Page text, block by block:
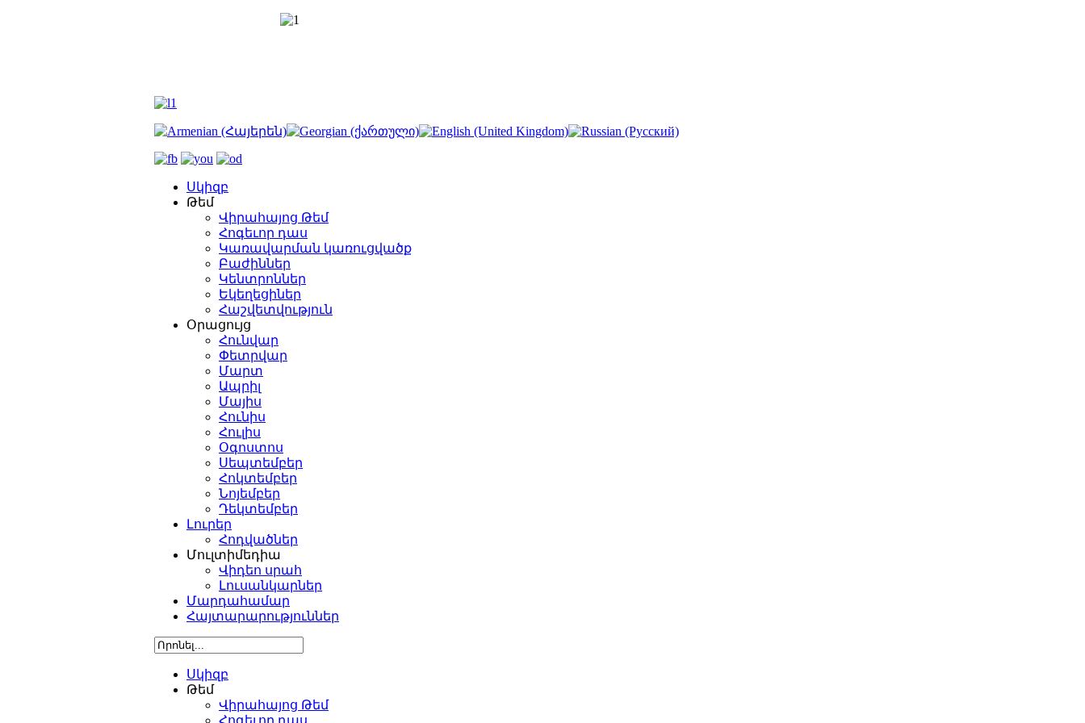
Սկիզբ
Թեմ
Վիրահայոց Թեմ
Հոգեւոր դաս
Կառավարման կառուցվածք
Բաժիններ
Կենտրոններ
Եկեղեցիներ
Հաշվետվություն
Օրացույց
Հունվար
Փետրվար
Մարտ
Ապրիլ
Մայիս
Հունիս
Հուլիս
Օգոստոս
Սեպտեմբեր
Հոկտեմբեր
Նոյեմբեր
Դեկտեմբեր
Լուրեր
Հոդվածներ
Մուլտիմեդիա
Վիդեո սրահ
Լուսանկարներ
Մարդահամար
Հայտարարություններ
Սկիզբ
Թեմ
Վիրահայոց Թեմ
Հոգեւոր դաս